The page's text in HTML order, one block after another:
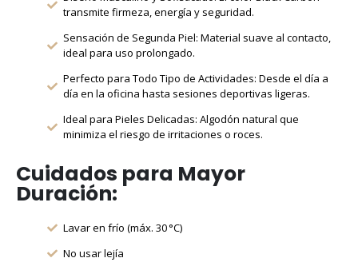
transmite firmeza, energía y seguridad.
Sensación de Segunda Piel: Material suave al contacto,
ideal para uso prolongado.
Perfecto para Todo Tipo de Actividades: Desde el día a
día en la oficina hasta sesiones deportivas ligeras.
Ideal para Pieles Delicadas: Algodón natural que
minimiza el riesgo de irritaciones o roces.
Cuidados para Mayor
Duración:
Lavar en frío (máx. 30 °C)
No usar lejía